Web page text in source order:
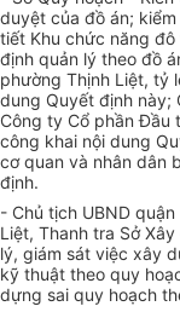
duyệt của đồ án;
tiết Khu chức năng
định quản lý theo đồ
phường Thịnh Liệt, tỷ
dung Quyết định này;
Công ty Cổ phần Đầu
công khai nội dung
cơ quan và nhân dân
định.
- Chủ tịch UBND
Liệt, Thanh tra Sở
lý, giám sát việc xây
kỹ thuật theo quy
dựng sai quy hoạch